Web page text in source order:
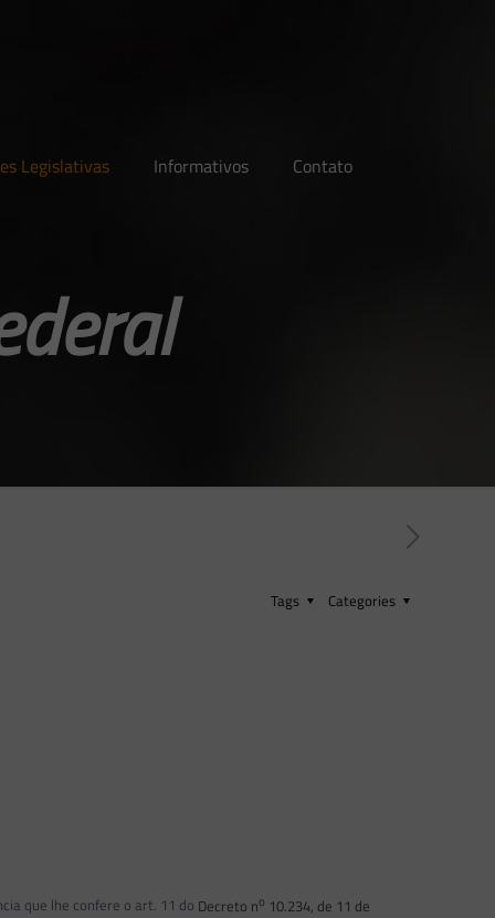
Legislativas Informativos Contato
Categories
Tags
que lhe confere o art. 11 do Decreto no 10.234, de 11 de